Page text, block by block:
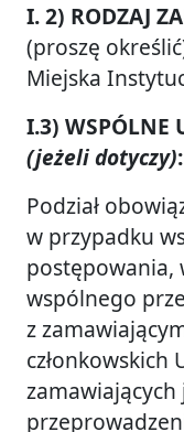
I. 2) RODZAJ
(proszę
Miejska
I.3) WSPÓLNE
(jeżeli dotyczy):
Podział
w przypadku
postępowania,
wspólnego
z
członkowskich